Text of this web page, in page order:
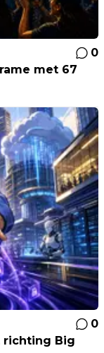
0
met 67
0
richting Big